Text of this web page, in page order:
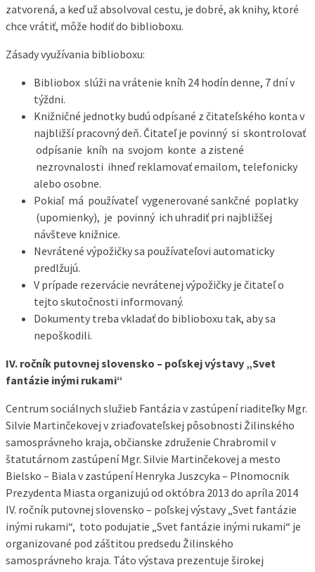
zatvorená, a keď už absolvoval cestu, je dobré, ak knihy, ktoré
chce vrátiť, môže hodiť do biblioboxu.
Zásady využívania biblioboxu:
Bibliobox slúži na vrátenie kníh 24 hodín denne, 7 dní v
týždni.
Knižničné jednotky budú odpísané z čitateľského konta v
najbližší pracovný deň. Čitateľ je povinný si skontrolovať
odpísanie kníh na svojom konte a zistené
nezrovnalosti ihneď reklamovať e­mailom, telefonicky
alebo osobne.
Pokiaľ má používateľ vygenerované sankčné poplatky
(upomienky), je povinný ich uhradiť pri najbližšej
návšteve knižnice.
Nevrátené výpožičky sa používateľovi automaticky
predlžujú.
V prípade rezervácie nevrátenej výpožičky je čitateľ o
tejto skutočnosti informovaný.
Dokumenty treba vkladať do biblioboxu tak, aby sa
nepoškodili.
IV. ročník putovnej slovensko – poľskej výstavy „Svet
fantázie inými rukami“
Centrum sociálnych služieb Fantázia v zastúpení riaditeľky Mgr.
Silvie Martinčekovej v zriaďovateľskej pôsobnosti Žilinského
samosprávneho kraja, občianske združenie Chrabromil v
štatutárnom zastúpení Mgr. Silvie Martinčekovej a mesto
Bielsko – Biala v zastúpení Henryka Juszcyka – Plnomocnik
Prezydenta Miasta organizujú od októbra 2013 do apríla 2014
IV. ročník putovnej slovensko – poľskej výstavy „Svet fantázie
inými rukami“, toto podujatie „Svet fantázie inými rukami“ je
organizované pod záštitou predsedu Žilinského
samosprávneho kraja. Táto výstava prezentuje širokej